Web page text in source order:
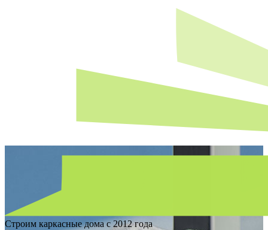
Строим каркасные дома с 2012 года